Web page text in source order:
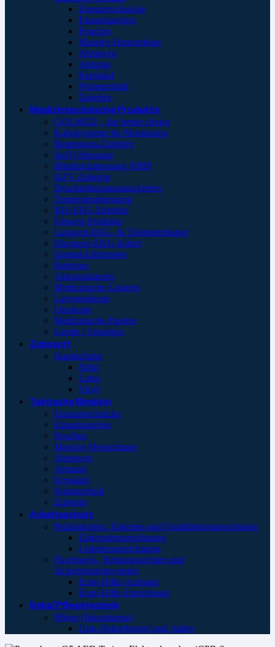
Einsatzrucksäcke
Einsatztaschen
Pouches
Massive Hemorrhage
Atemweg
Atmung
Kreislauf
Wärmeerhalt
Zubehör
Medizintechnische Produkte
GOLMED – the better choice
Kabelsysteme für Monitoring
Beatmungs-Zubehör
SpO²-Messung
Blutdruckmessung NIBP
HZV-Zubehör
Druckinfusionsmanschetten
Temperaturmessung
BIS-EEG-Zubehör
Einweg-Produkte
Langzeit-EKG- & Telemetriekabel
Diagnose-EKG-Kabel
Einmal-Elektroden
Batterien
Akkumulatoren
Medizinische Lampen
Laryngoskope
Otoskope
Medizinische Papiere
Geräte / Sonstiges
Zahnarzt
Handschuhe
Nitril
Latex
Vinyl
Taktische Medizin
Einsatzrucksäcke
Einsatztaschen
Pouches
Massive Hemorrhage
Atemweg
Atmung
Kreislauf
Wärmeerhalt
Zubehör
Arbeitsschutz
Prüfplaketten, Etiketten und Qualitätskennzeichnung
Elektrokennzeichnung
Leiterkennzeichnung
Fluchtweg-, Rettungszeichen und
Sicherheistleitsysteme
Erste-Hilfe-Aushang
Erste-Hilfe-Einrichtung
Reha/Pflegetechnik
Pflege (Inkontinenz)
Urin-/Sekretbeutel und -halter